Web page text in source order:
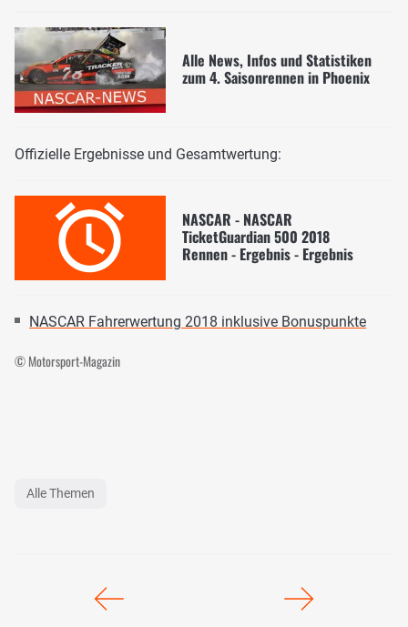
Alle News, Infos und Statistiken
zum 4. Saisonrennen in Phoenix
Offizielle Ergebnisse und Gesamtwertung:
NASCAR - NASCAR
TicketGuardian 500 2018
Rennen - Ergebnis - Ergebnis
NASCAR Fahrerwertung 2018 inklusive Bonuspunkte
© Motorsport-Magazin
Alle Themen